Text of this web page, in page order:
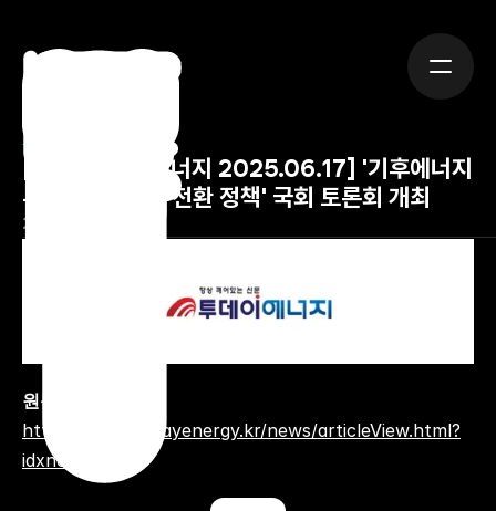
뉴스
[출처: 투데이에너지 2025.06.17] '기후에너지
부 시대, 에너지 전환 정책' 국회 토론회 개최
2025년 6월 17일
원문
https://www.todayenergy.kr/news/articleView.html?
idxno=284597